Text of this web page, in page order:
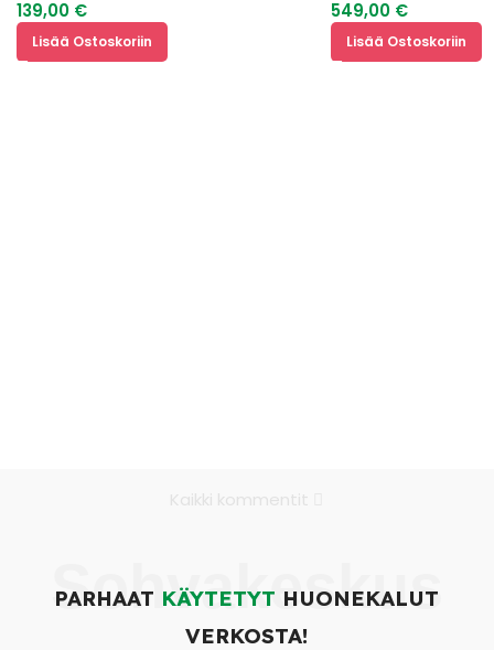
139,00 €
Lisää Ostoskoriin
549,00 €
Lisää Ostoskoriin
Sohvakeskus
PARHAAT KÄYTETYT HUONEKALUT
VERKOSTA!